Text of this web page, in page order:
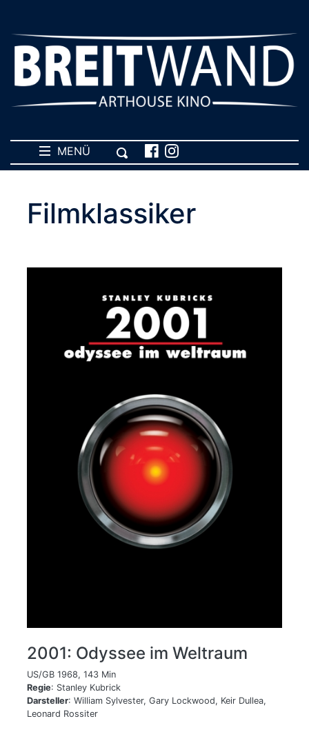
MENÜ
Filmklassiker
2001: Odyssee im Weltraum
US/GB 1968, 143 Min
Regie: Stanley Kubrick
Darsteller: William Sylvester, Gary Lockwood, Keir Dullea,
Leonard Rossiter